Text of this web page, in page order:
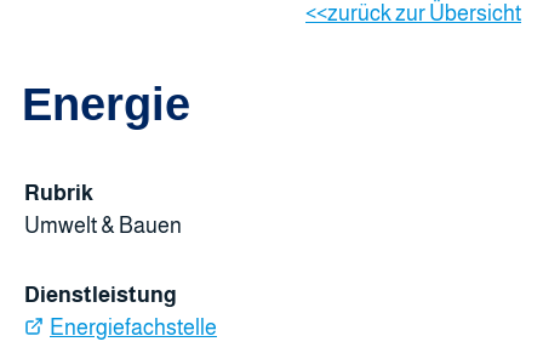
zurück zur Übersicht
Energie
Rubrik
Umwelt & Bauen
Dienstleistung
Energiefachstelle